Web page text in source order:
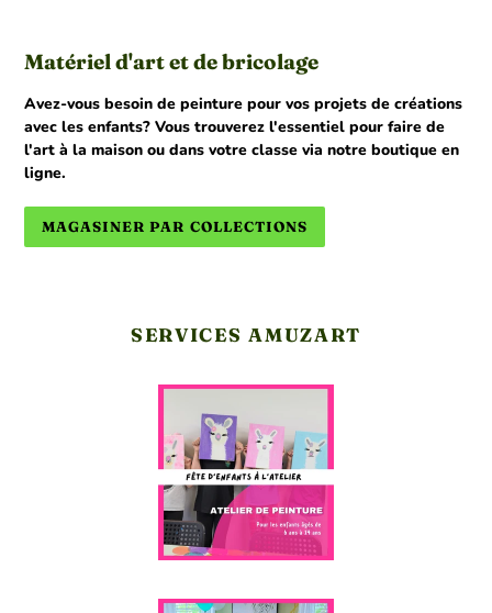
Matériel d'art et de bricolage
Avez-vous besoin de peinture pour vos projets de créations
avec les enfants? Vous trouverez l'essentiel pour faire de
l'art à la maison ou dans votre classe via notre boutique en
ligne.
MAGASINER PAR COLLECTIONS
SERVICES AMUZART